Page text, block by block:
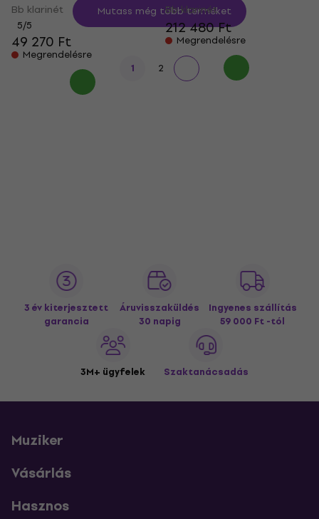
Bb klarinét
5/5
49 270 Ft
Megrendelésre
Bb klarinét
212 480 Ft
Megrendelésre
Mutass még több terméket
1 2
3 év kiterjesztett
garancia
Áruvisszaküldés
30 napig
Ingyenes szállítás
59 000 Ft -tól
3M+ ügyfelek Szaktanácsadás
Muziker
Vásárlás
Hasznos